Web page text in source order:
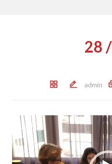
28 /
admin
Reproductor
vídeo